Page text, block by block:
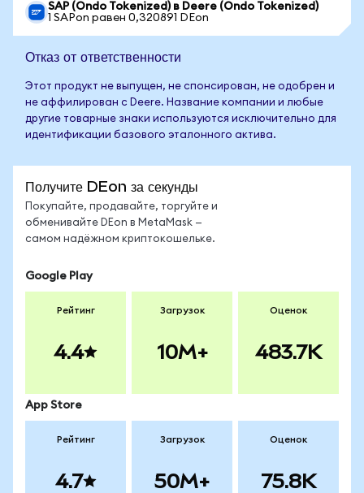
SAP (Ondo Tokenized) в Deere (Ondo Tokenized)
1 SAPon равен 0,320891 DEon
Отказ от ответственности
Этот продукт не выпущен, не спонсирован, не одобрен и
не аффилирован с Deere. Название компании и любые
другие товарные знаки используются исключительно для
идентификации базового эталонного актива.
Получите DEon за секунды
Покупайте, продавайте, торгуйте и
обменивайте DEon в MetaMask —
самом надёжном криптокошельке.
Google Play
Рейтинг
4.4
Загрузок
10M+
Оценок
483.7K
App Store
Рейтинг
4.7
Загрузок
50M+
Оценок
75.8K